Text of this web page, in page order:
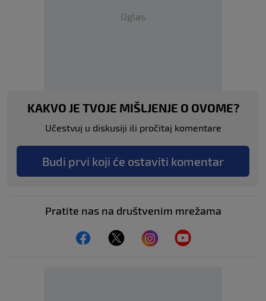
Oglas
KAKVO JE TVOJE MIŠLJENJE O OVOME?
Učestvuj u diskusiji ili pročitaj komentare
Budi prvi koji će ostaviti komentar
Pratite nas na društvenim mrežama